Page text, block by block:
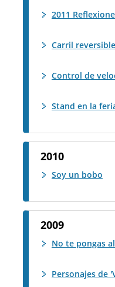
2011
Carril reversible
Control de
Stand en la
2010
Soy un bobo
2009
No te pongas
Personajes de